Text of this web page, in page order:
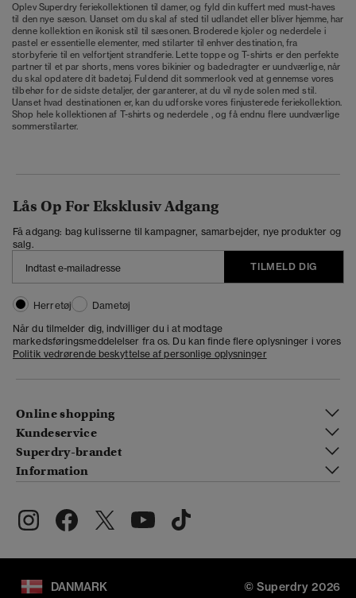
Oplev Superdry feriekollektionen til damer, og fyld din kuffert med must-haves
til den nye sæson. Uanset om du skal af sted til udlandet eller bliver hjemme, har
denne kollektion en ikonisk stil til sæsonen. Broderede kjoler og nederdele i
pastel er essentielle elementer, med stilarter til enhver destination, fra
storbyferie til en velfortjent strandferie. Lette toppe og T-shirts er den perfekte
partner til et par shorts, mens vores bikinier og badedragter er uundværlige, når
du skal opdatere dit badetøj. Fuldend dit sommerlook ved at gennemse vores
tilbehør for de sidste detaljer, der garanterer, at du vil nyde solen med stil.
Uanset hvad destinationen er, kan du udforske vores finjusterede feriekollektion.
Shop hele kollektionen af T-shirts og nederdele , og få endnu flere uundværlige
sommerstilarter.
Lås Op For Eksklusiv Adgang
Få adgang: bag kulisserne til kampagner, samarbejder, nye produkter og
salg.
TILMELD DIG
Herretøj
Dametøj
Når du tilmelder dig, indvilliger du i at modtage
markedsføringsmeddelelser fra os. Du kan finde flere oplysninger i vores
Politik vedrørende beskyttelse af personlige oplysninger
Online shopping
Kundeservice
Superdry-brandet
Information
DANMARK © Superdry 2026